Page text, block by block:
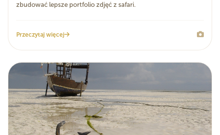
zbudować lepsze portfolio zdjęć z safari.
Przeczytaj więcej